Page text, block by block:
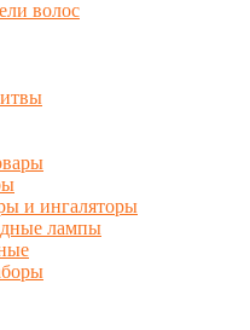
волос
и ингаляторы
лампы